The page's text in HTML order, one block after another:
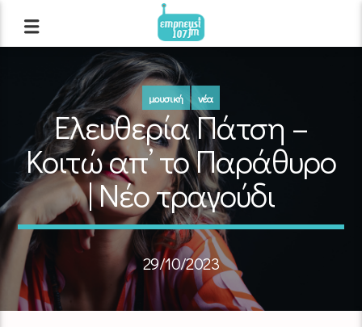
μουσική νέα
Ελευθερία Πάτση –
Κοιτώ απ’ το Παράθυρο
| Νέο τραγούδι
29/10/2023